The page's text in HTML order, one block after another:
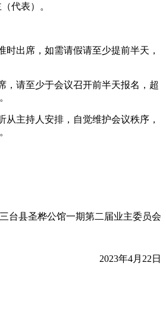
代表）。
出席，如需请假请至少提前半天，
请至少于会议召开前半天报名，超
主持人安排，自觉维护会议秩序，
三台县圣桦公馆一期第二届业主委员会
2023年4月22日